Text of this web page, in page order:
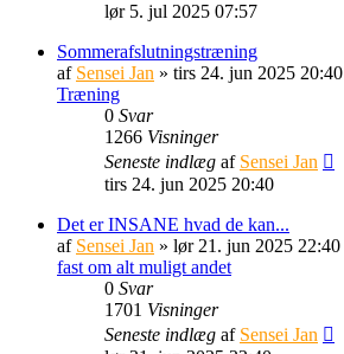
lør 5. jul 2025 07:57
Sommerafslutningstræning
af Sensei Jan » tirs 24. jun 2025 20:40
Træning
0 Svar
1266 Visninger
Seneste indlæg af Sensei Jan
tirs 24. jun 2025 20:40
Det er INSANE hvad de kan...
af Sensei Jan » lør 21. jun 2025 22:40
fast om alt muligt andet
0 Svar
1701 Visninger
Seneste indlæg af Sensei Jan